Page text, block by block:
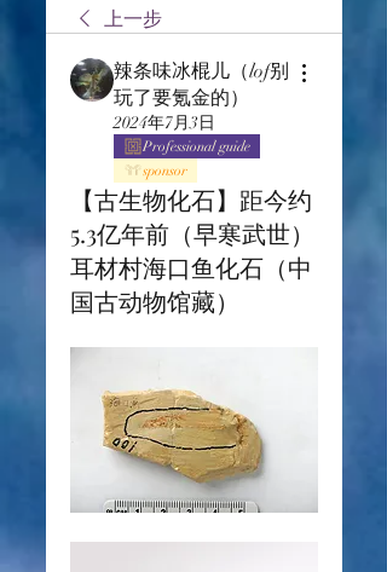
上一步
辣条味冰棍儿（lof别
玩了要氪金的）
2024年7月3日
Professional guide
sponsor
【古生物化石】距今约
5.3亿年前（早寒武世）
耳材村海口鱼化石（中
国古动物馆藏）